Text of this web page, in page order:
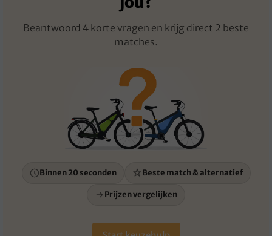
Beantwoord 4 korte vragen en krijg direct 2 beste
matches.
Binnen 20 seconden Beste match & alternatief
Prijzen vergelijken